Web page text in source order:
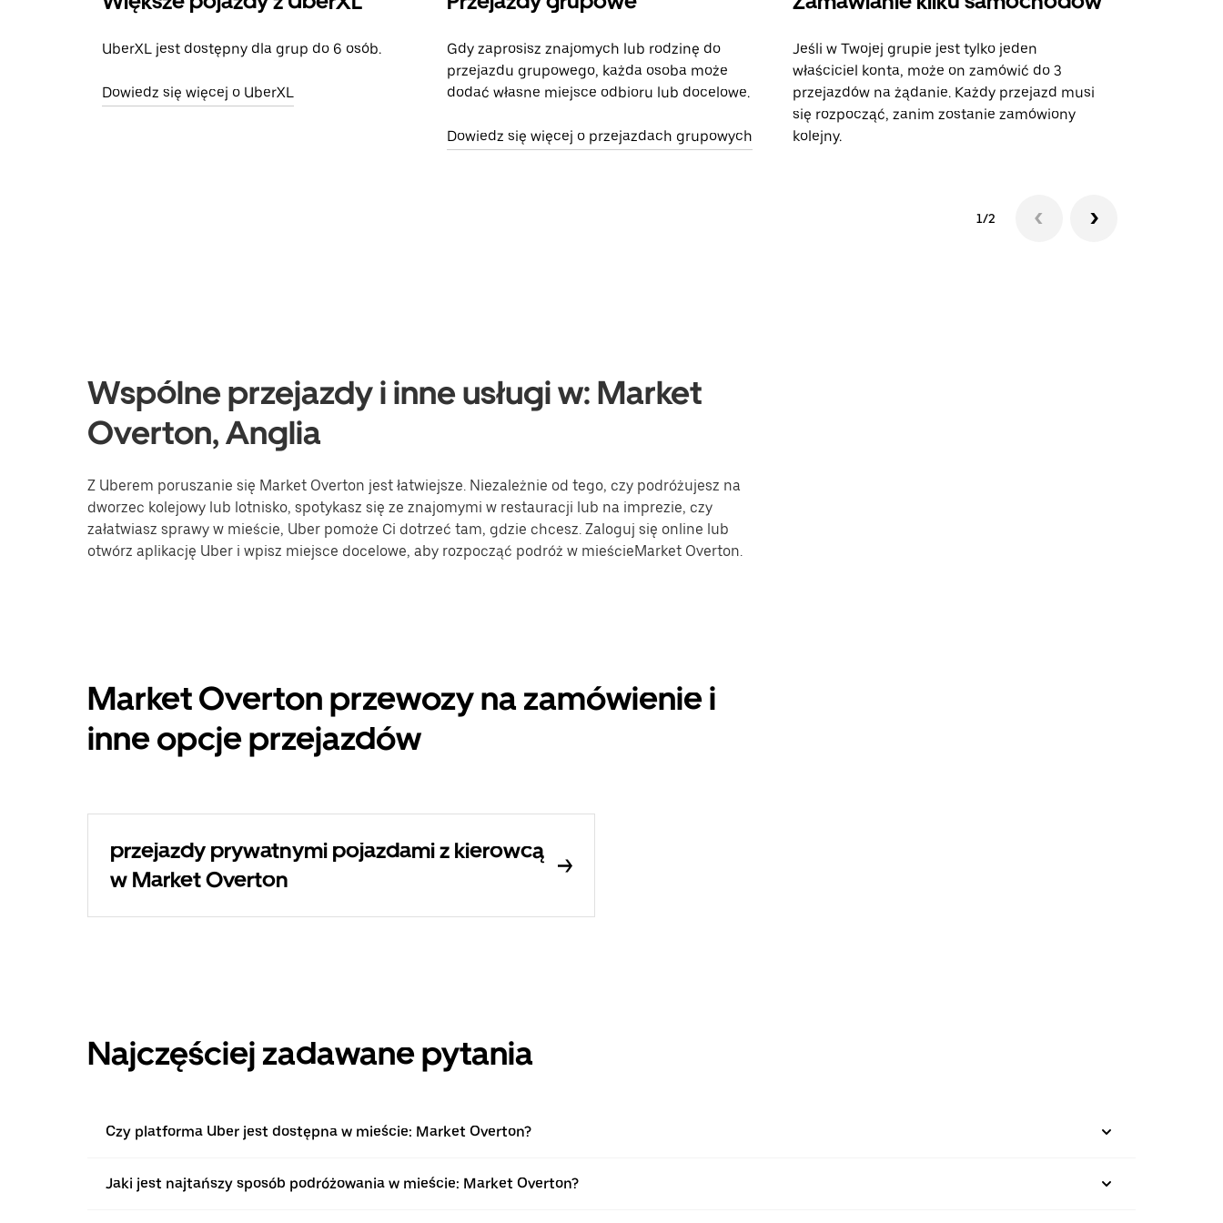
UberXL jest dostępny dla grup do 6 osób.
Dowiedz się więcej o UberXL
Gdy zaprosisz znajomych lub rodzinę do
przejazdu grupowego, każda osoba może
dodać własne miejsce odbioru lub docelowe.
Dowiedz się więcej o przejazdach grupowych
Jeśli w Twojej grupie jest tylko jeden
właściciel konta, może on zamówić do 3
przejazdów na żądanie. Każdy przejazd musi
się rozpocząć, zanim zostanie zamówiony
kolejny.
1/2
Wspólne przejazdy i inne usługi w: Market
Overton, Anglia
Z Uberem poruszanie się Market Overton jest łatwiejsze. Niezależnie od tego, czy podróżujesz na
dworzec kolejowy lub lotnisko, spotykasz się ze znajomymi w restauracji lub na imprezie, czy
załatwiasz sprawy w mieście, Uber pomoże Ci dotrzeć tam, gdzie chcesz. Zaloguj się online lub
otwórz aplikację Uber i wpisz miejsce docelowe, aby rozpocząć podróż w mieścieMarket Overton.
Market Overton przewozy na zamówienie i
inne opcje przejazdów
przejazdy prywatnymi pojazdami z kierowcą
w Market Overton
Najczęściej zadawane pytania
Czy platforma Uber jest dostępna w mieście: Market Overton?
Jaki jest najtańszy sposób podróżowania w mieście: Market Overton?